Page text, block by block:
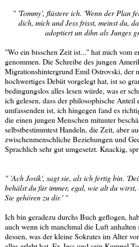
" 'Tommy', flüstere ich. 'Wenn der Plan
dich, mich und Jess frisst, meinst du,
adoptiert un dihn als Junges
"Wo ein bisschen Zeit ist..." hat mich vom
genommen. Die Schreibe des jungen
Migrationshintergrund Emil Ostrovski, der
hochwertiges Debüt vorgelegt hat, ist so
bedingungslos alles lesen würde, was er
ich gelesen, dass der philosophische Anteil
umfassenden ist, ich hingegen fand es
die einen jungen Menschen mitunter
selbstbestimmtest Handeln, die Zeit, aber
zwischenmenschliche Beziehungen und
Sprachlich sehr gut umgesetzt. Knackig,
" 'Ach Josik', sagt sie, als ich fertig bin.
behälst du für immer, egal, wie alt du wirst,
Sie gehören zu dir.' "
Ich bin geradezu durchs Buch geflogen,
auch wenn ich manchmal die Luft anhalten
dessen, was der kleine Sokrates im Alter